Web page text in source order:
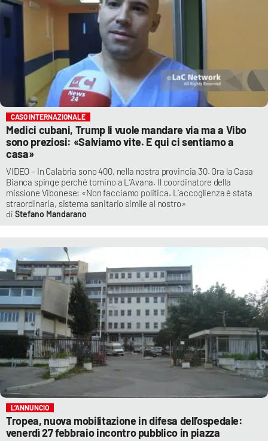
CASO INTERNAZIONALE
Medici cubani, Trump li vuole mandare via ma a Vibo
sono preziosi: «Salviamo vite. E qui ci sentiamo a
casa»
VIDEO – In Calabria sono 400, nella nostra provincia 30. Ora la Casa
Bianca spinge perché tornino a L’Avana. Il coordinatore della
missione Vibonese: «Non facciamo politica. L’accoglienza è stata
straordinaria, sistema sanitario simile al nostro»
Stefano Mandarano
L’ANNUNCIO
Tropea, nuova mobilitazione in difesa dell’ospedale:
venerdì 27 febbraio incontro pubblico in piazza